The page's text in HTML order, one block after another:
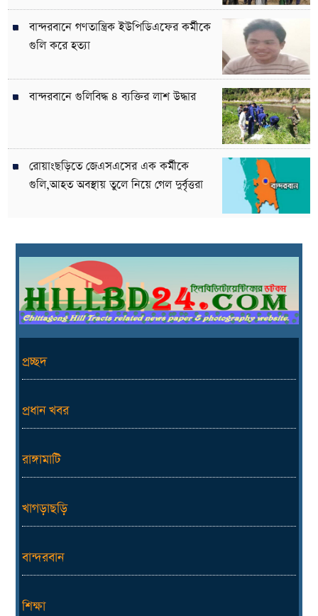
বান্দরবানে গণতান্ত্রিক ইউপিডিএফের কর্মীকে
গুলি করে হত্যা
বান্দরবানে গুলিবিদ্ধ ৪ ব্যক্তির লাশ উদ্ধার
রোয়াংছড়িতে জেএসএসের এক কর্মীকে
গুলি,আহত অবস্থায় তুলে নিয়ে গেল দুর্বৃত্তরা
প্রচ্ছদ
প্রধান খবর
রাঙ্গামাটি
খাগড়াছড়ি
বান্দরবান
শিক্ষা